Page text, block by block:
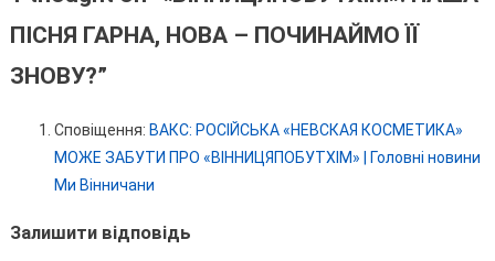
ПІСНЯ ГАРНА, НОВА – ПОЧИНАЙМО ЇЇ
ЗНОВУ?”
Сповіщення: ВАКС: РОСІЙСЬКА «НЕВСКАЯ КОСМЕТИКА»
МОЖЕ ЗАБУТИ ПРО «ВІННИЦЯПОБУТХІМ» | Головні новини
Ми Вінничани
Залишити відповідь